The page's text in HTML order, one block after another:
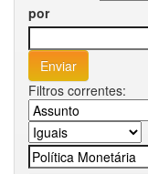
por
Filtros correntes: